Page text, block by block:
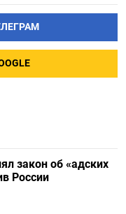
закон об «адских
России